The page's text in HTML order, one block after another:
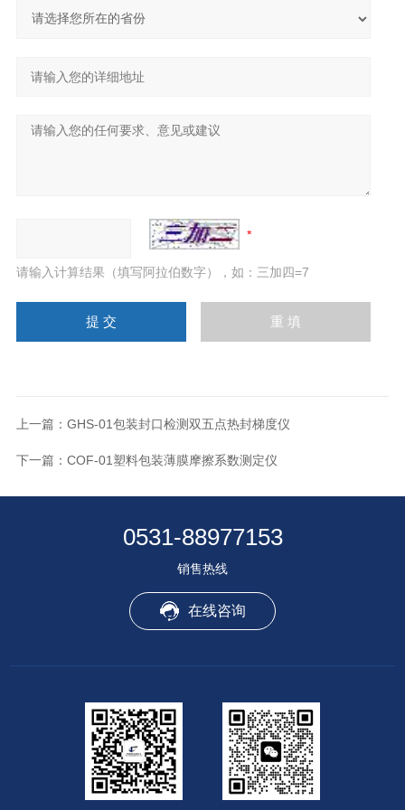
请输入计算结果（填写阿拉伯数字），如：三加四=7
上一篇： GHS-01包装封口检测双五点热封梯度仪
下一篇： COF-01塑料包装薄膜摩擦系数测定仪
0531-88977153
销售热线
在线咨询